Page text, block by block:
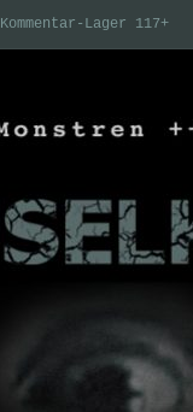
Kommentar-Lager 117+